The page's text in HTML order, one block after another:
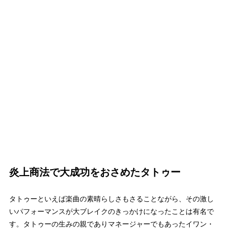
炎上商法で大成功をおさめたタトゥー
タトゥーといえば楽曲の素晴らしさもさることながら、その激し
いパフォーマンスが大ブレイクのきっかけになったことは有名で
す。タトゥーの生みの親でありマネージャーでもあったイワン・